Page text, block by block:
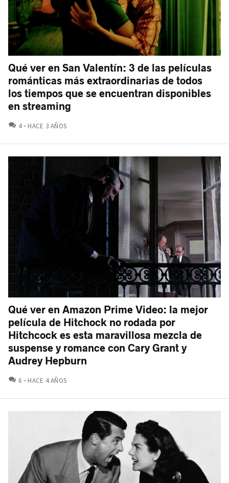
Qué ver en San Valentín: 3 de las películas
románticas más extraordinarias de todos
los tiempos que se encuentran disponibles
en streaming
4 COMENTARIOS
HACE 3 AÑOS
Qué ver en Amazon Prime Video: la mejor
película de Hitchock no rodada por
Hitchcock es esta maravillosa mezcla de
suspense y romance con Cary Grant y
Audrey Hepburn
6 COMENTARIOS
HACE 4 AÑOS